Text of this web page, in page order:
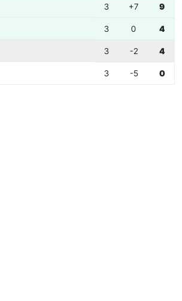
3 +7 9
3 0 4
3 -2 4
3 -5 0